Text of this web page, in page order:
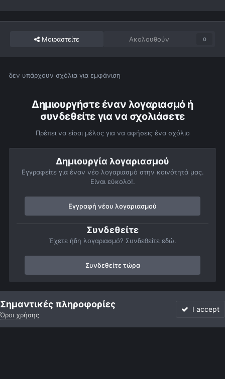
Μοιραστείτε Ακολουθούν 0
δεν υπάρχουν σχόλια για εμφάνιση
Δημιουργήστε έναν λογαριασμό ή
συνδεθείτε για να σχολιάσετε
Πρέπει να είσαι μέλος για να αφήσεις ένα σχόλιο
Δημιουργία λογαριασμού
Εγγραφείτε για έναν νέο λογαριασμό στην κοινότητά μας.
Είναι εύκολο!.
Εγγραφή νέου λογαριασμού
Συνδεθείτε
Έχετε ήδη λογαριασμό? Συνδεθείτε εδώ.
Συνδεθείτε τώρα
Αρχή Αστροφωτογραφίες Member Albums
Σημαντικές πληροφορίες
Όροι χρήσης
I accept
Forum